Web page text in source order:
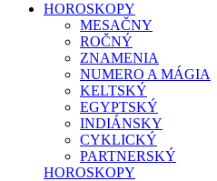
HOROSKOPY
MESAČNY
ROČNÝ
ZNAMENIA
NUMERO A MÁGIA
KELTSKÝ
EGYPTSKÝ
INDIÁNSKY
CYKLICKÝ
PARTNERSKÝ
HOROSKOPY